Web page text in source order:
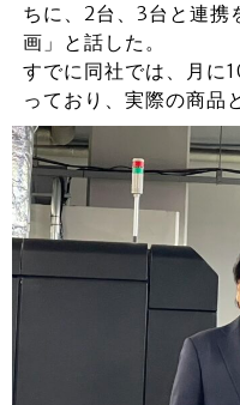
ちに、2台、3台と連携
画」と話した。
すでに同社では、月に
っており、実際の商品